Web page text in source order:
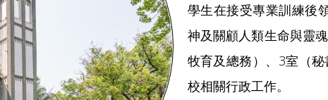
學生在接受專業訓練後
神及關顧人類生命與靈
牧育及總務）、3室（
校相關行政工作。